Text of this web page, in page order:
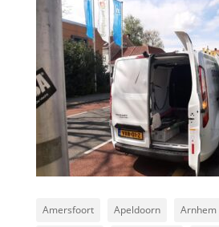
Amersfoort Apeldoorn Arnhem